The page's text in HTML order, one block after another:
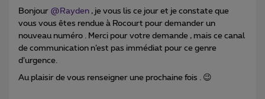
Bonjour @Rayden , je vous lis ce jour et je constate que
vous vous êtes rendue à Rocourt pour demander un
nouveau numéro . Merci pour votre demande , mais ce canal
de communication n’est pas immédiat pour ce genre
d’urgence.
Au plaisir de vous renseigner une prochaine fois . 😉